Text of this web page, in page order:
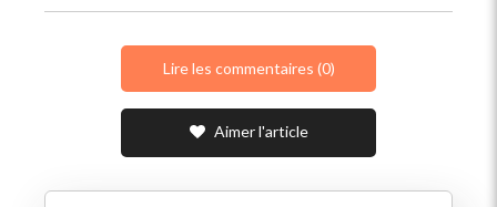
Lire les commentaires (0)
Aimer l'article